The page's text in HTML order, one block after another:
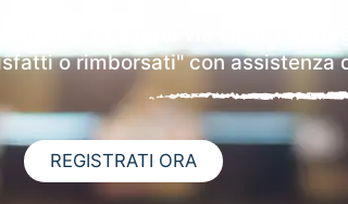
riceverai via email i
o rimborsati" con
REGISTRATI ORA